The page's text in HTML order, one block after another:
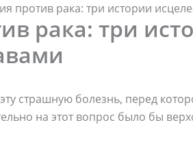
против рака: три истории
рака: три
страшную болезнь, перед
на этот вопрос было бы